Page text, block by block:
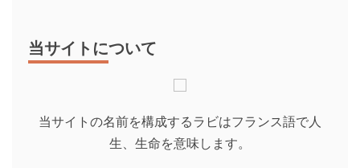
当サイトについて
当サイトの名前を構成するラビはフランス語で人
生、生命を意味します。